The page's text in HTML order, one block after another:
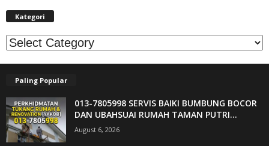
Kategori
Kategori
Paling Popular
013-7805998 SERVIS BAIKI BUMBUNG BOCOR
DAN UBAHSUAI RUMAH TAMAN PUTRI...
August 6, 2026